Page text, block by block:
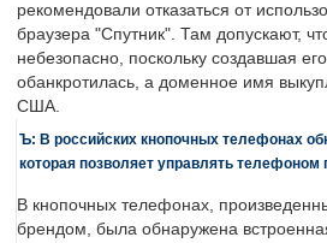
рекомендовали отказаться от
браузера "Спутник". Там допускают,
небезопасно, поскольку создавшая
обанкротилась, а доменное имя
США.
Ъ: В российских кнопочных телефонах
которая позволяет управлять телефоном
В кнопочных телефонах,
брендом, была обнаружена